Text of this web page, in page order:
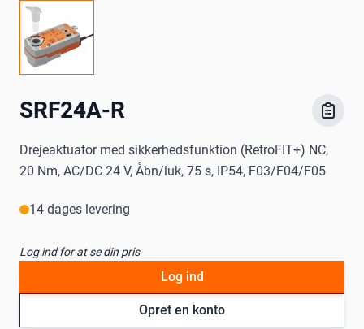
SRF24A-R
Drejeaktuator med sikkerhedsfunktion (RetroFIT+) NC,
20 Nm, AC/DC 24 V, Åbn/luk, 75 s, IP54, F03/F04/F05
14 dages levering
Log ind for at se din pris
Opret en konto
Log ind